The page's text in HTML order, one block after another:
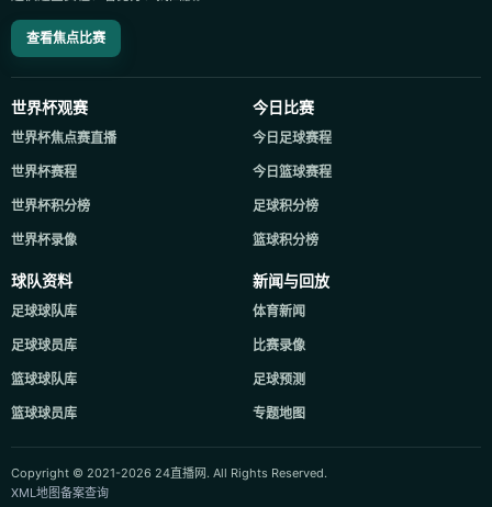
查看焦点比赛
世界杯观赛
世界杯焦点赛直播
世界杯赛程
世界杯积分榜
世界杯录像
今日比赛
今日足球赛程
今日篮球赛程
足球积分榜
篮球积分榜
球队资料
足球球队库
足球球员库
篮球球队库
篮球球员库
新闻与回放
体育新闻
比赛录像
足球预测
专题地图
Copyright © 2021-2026 24直播网. All Rights Reserved.
XML地图备案查询